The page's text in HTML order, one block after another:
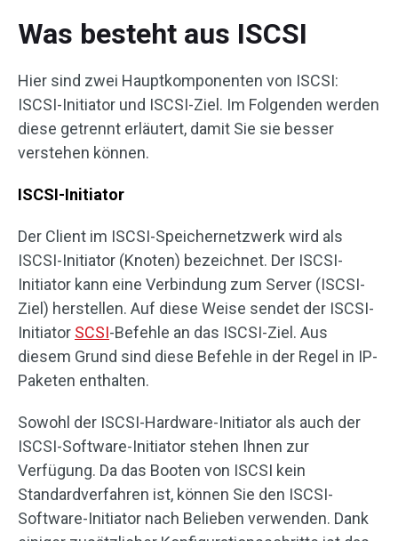
Was besteht aus ISCSI
Hier sind zwei Hauptkomponenten von ISCSI:
ISCSI-Initiator und ISCSI-Ziel. Im Folgenden werden
diese getrennt erläutert, damit Sie sie besser
verstehen können.
ISCSI-Initiator
Der Client im ISCSI-Speichernetzwerk wird als
ISCSI-Initiator (Knoten) bezeichnet. Der ISCSI-
Initiator kann eine Verbindung zum Server (ISCSI-
Ziel) herstellen. Auf diese Weise sendet der ISCSI-
Initiator SCSI-Befehle an das ISCSI-Ziel. Aus
diesem Grund sind diese Befehle in der Regel in IP-
Paketen enthalten.
Sowohl der ISCSI-Hardware-Initiator als auch der
ISCSI-Software-Initiator stehen Ihnen zur
Verfügung. Da das Booten von ISCSI kein
Standardverfahren ist, können Sie den ISCSI-
Software-Initiator nach Belieben verwenden. Dank